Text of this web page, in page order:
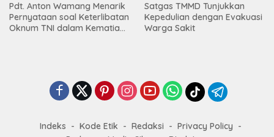
Pdt. Anton Wamang Menarik
Pernyataan soal Keterlibatan
Oknum TNI dalam Kematian
Satgas TMMD Tunjukkan
Kepedulian dengan Evakuasi
Warga Sakit
Indeks Kode Etik Redaksi
Privacy Policy